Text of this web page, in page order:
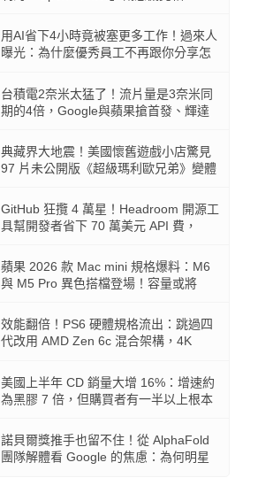
用AI省下4小時竟被塞更多工作！過來人
曝光：為什麼優秀員工不再跟你分享怎
台積電2奈米太猛了！流片量是3奈米同
期的4倍，Google與蘋果搶首發、輝達
典藏界大地震！美國懷舊遊戲小店驚見
97 片未公開版《超級瑪利歐兄弟》變體
GitHub 狂攬 4 萬星！Headroom 開源工
具幫開發者省下 70 萬美元 API 費，
蘋果 2026 款 Mac mini 規格爆料：M6
與 M5 Pro 異色搭檔登場！容量或將
效能翻倍！PS6 硬體規格流出：跳過四
代改用 AMD Zen 6c 混合架構，4K
美國上半年 CD 銷量大增 16%：增速約
為黑膠 7 倍，但購買者有一半以上根本
諾貝爾獎推手也留不住！從 AlphaFold
團隊解體看 Google 的焦慮：為何明星